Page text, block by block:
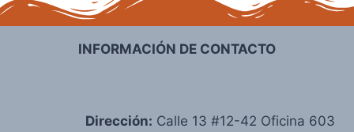
INFORMACIÓN DE CONTACTO
Dirección: Calle 13 #12-42 Oficina 603